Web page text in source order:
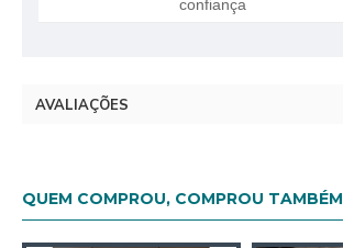
confiança
AVALIAÇÕES
QUEM COMPROU, COMPROU TAMBÉM